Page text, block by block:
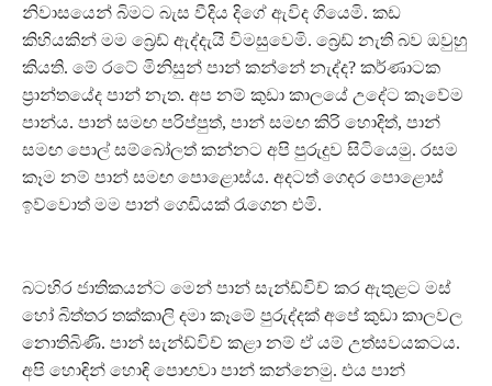
නිවාසයෙන් බිමට බැස වීදිය දිගේ ඇවිද ගියෙමි. කඩ
කිහියකින් මම බ්‍රෙඩ් ඇද්දැයි විමසුවෙමි. බ්‍රෙඩ් නැති බව ඔවුහු
කියති. මේ රටේ මිනිසුන් පාන් කන්නේ නැද්ද? කර්ණාටක
ප්‍රාන්තයේද පාන් නැත. අප නම් කුඩා කාලයේ උදේට කෑවේම
පාන්ය. පාන් සමඟ පරිප්පුත්, පාන් සමඟ කිරි හොදිත්, පාන්
සමඟ පොල් සම්බෝලත් කන්නට අපි පුරුදුව සිටියෙමු. රසම
කෑම නම් පාන් සමඟ පොළොස්ය. අදටත් ගෙදර පොළොස්
ඉව්වොත් මම පාන් ගෙඩියක් රැගෙන එමි.
බටහිර ජාතිකයන්ට මෙන් පාන් සැන්ඩ්විච් කර ඇතුළට මස්
හෝ බිත්තර තක්කාලි දමා කෑමේ පුරුද්දක් අපේ කුඩා කාලවල
නොතිබිණි. පාන් සැන්ඩ්විච් කළා නම් ඒ යම් උත්සවයකටය.
අපි හොඳින් හොඳි පොඟවා පාන් කන්නෙමු. එය පාන්